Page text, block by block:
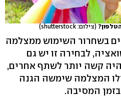
(צילום: shutterstock)
בשחרור השימוש ממצלמה
לבחירה זו יש גם
קשה יותר לשתף אחרים,
המצלמה שימשה הגנה
המסיבה.